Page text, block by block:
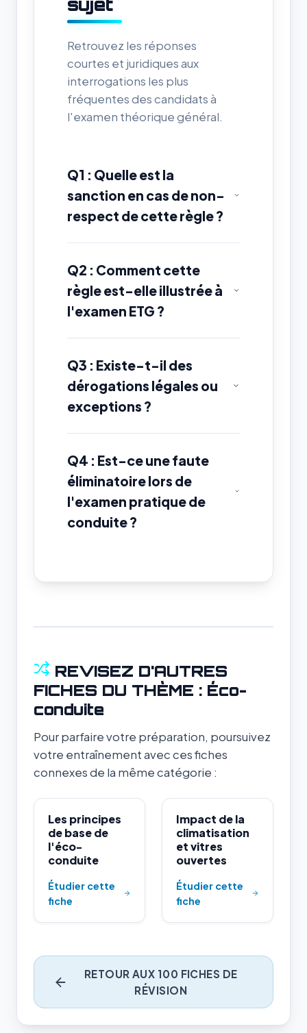
sujet
Retrouvez les réponses
courtes et juridiques aux
interrogations les plus
fréquentes des candidats à
l'examen théorique général.
Q1 : Quelle est la
sanction en cas de non-
respect de cette règle ?
Q2 : Comment cette
règle est-elle illustrée à
l'examen ETG ?
Q3 : Existe-t-il des
dérogations légales ou
exceptions ?
Q4 : Est-ce une faute
éliminatoire lors de
l'examen pratique de
conduite ?
REVISEZ D'AUTRES
FICHES DU THÈME : Éco-
conduite
Pour parfaire votre préparation, poursuivez
votre entraînement avec ces fiches
connexes de la même catégorie :
Les principes
de base de
l'éco-
conduite
Étudier cette
fiche
Impact de la
climatisation
et vitres
ouvertes
Étudier cette
fiche
RETOUR AUX 100 FICHES DE
RÉVISION